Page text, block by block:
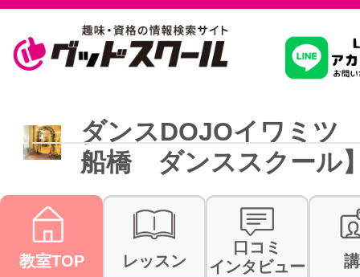
習いたいこ
スクールを
駅・路線か
ダンスDOJOイワミツ
船橋 ダンススクール
教室TOP レッスン
口コミ
インタビュー